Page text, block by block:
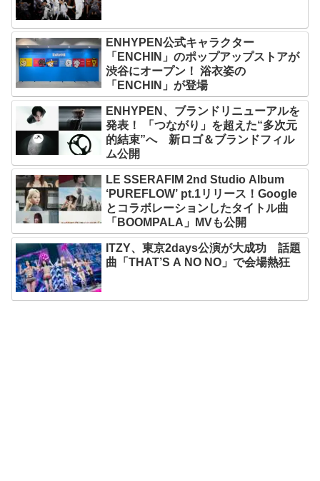
ENHYPEN公式キャラクター
「ENCHIN」のポップアップストアが
渋谷にオープン！ 浴衣姿の
「ENCHIN」が登場
ENHYPEN、ブランドリニューアルを
発表！ 「つながり」を超えた“多次元
的結束”へ 新ロゴ＆ブランドフィル
ム公開
LE SSERAFIM 2nd Studio Album
‘PUREFLOW’ pt.1リリース！Google
とコラボレーションしたタイトル曲
「BOOMPALA」MVも公開
ITZY、東京2days公演が大成功 話題
曲「THAT’S A NO NO」で会場熱狂